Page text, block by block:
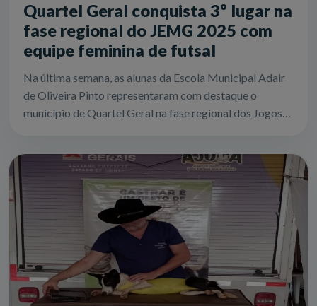
Quartel Geral conquista 3º lugar na
fase regional do JEMG 2025 com
equipe feminina de futsal
Na última semana, as alunas da Escola Municipal Adair
de Oliveira Pinto representaram com destaque o
município de Quartel Geral na fase regional dos Jogos